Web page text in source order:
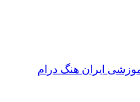
ایران هنگ درام